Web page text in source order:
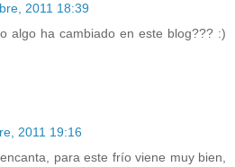
2011 18:39
o algo ha cambiado en este blog??? :)
2011 19:16
para este frío viene muy bien,